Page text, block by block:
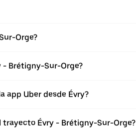
Orge?
- Brétigny-Sur-Orge?
app Uber desde Évry?
trayecto Évry - Brétigny-Sur-Orge?